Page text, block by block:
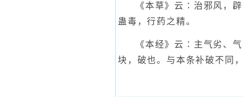
《本草》云∶治邪风，
蛊毒，行药之精。
《本经》云∶主气劣、
块，破也。与本条补破不同